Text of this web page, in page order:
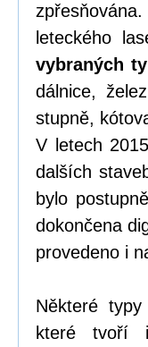
leteckého
vybraných
dálnice,
stupně,
V letech
dalších
bylo
dokončena
provedeno i
Některé
které tvoří